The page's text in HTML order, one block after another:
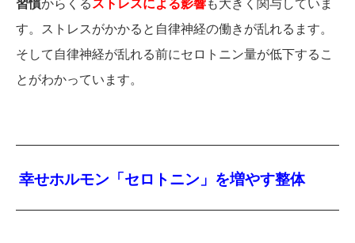
習慣からくる ストレスによる影響も大きく関与していま
す。ストレスがかかると自律神経の働きが乱れるます。
そして自律神経が乱れる前にセロトニン量が低下するこ
とがわかっています。
幸せホルモン「セロトニン」を増やす整体